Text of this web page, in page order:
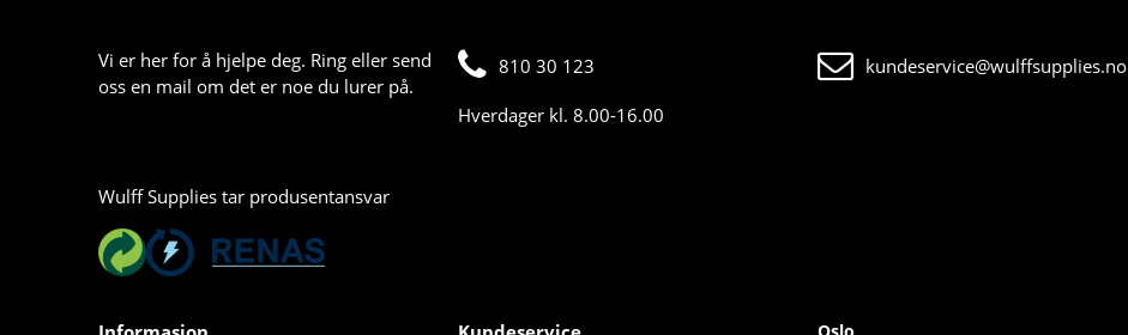
Vi er her for å hjelpe deg. Ring eller send
oss en mail om det er noe du lurer på.
810 30 123
Hverdager kl. 8.00-16.00
kundeservice@wulffsupplies.no
Wulff Supplies tar produsentansvar